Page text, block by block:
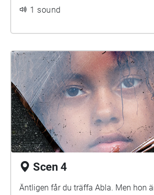
1 sound
Scen 4
Äntligen får du träffa Abla. Men hon